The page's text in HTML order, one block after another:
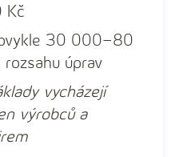
30 000–80
úprav
vycházejí
výrobců a